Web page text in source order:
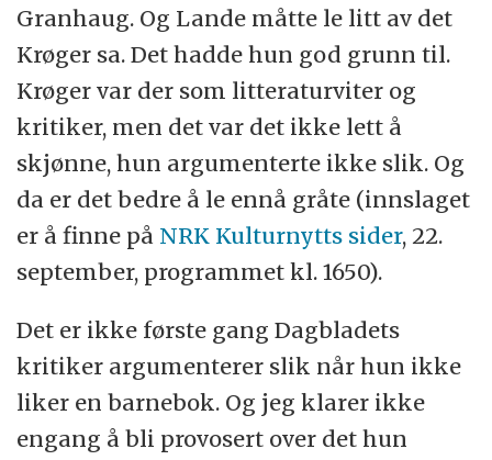
Granhaug. Og Lande måtte le litt av det
Krøger sa. Det hadde hun god grunn til.
Krøger var der som litteraturviter og
kritiker, men det var det ikke lett å
skjønne, hun argumenterte ikke slik. Og
da er det bedre å le ennå gråte (innslaget
er å finne på NRK Kulturnytts sider, 22.
september, programmet kl. 1650).
Det er ikke første gang Dagbladets
kritiker argumenterer slik når hun ikke
liker en barnebok. Og jeg klarer ikke
engang å bli provosert over det hun